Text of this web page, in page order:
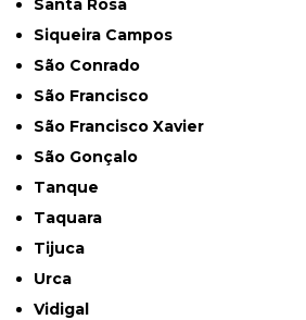
Santa Rosa
Siqueira Campos
São Conrado
São Francisco
São Francisco Xavier
São Gonçalo
Tanque
Taquara
Tijuca
Urca
Vidigal